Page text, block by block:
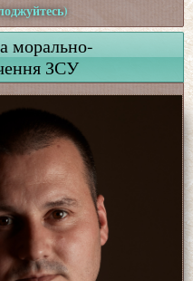
морально-
ЗСУ